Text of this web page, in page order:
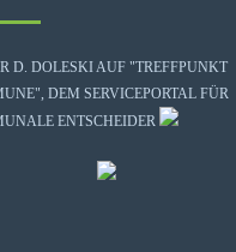
D. DOLESKI AUF "TREFFPUNKT
DEM SERVICEPORTAL FÜR
ENTSCHEIDER